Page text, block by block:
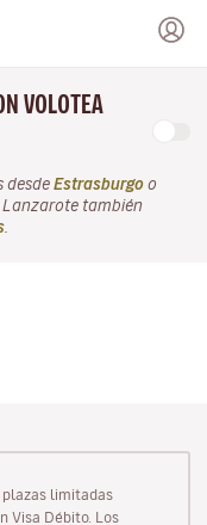
VOLOTEA
desde Estrasburgo o
Lanzarote también
limitadas
Visa Débito. Los